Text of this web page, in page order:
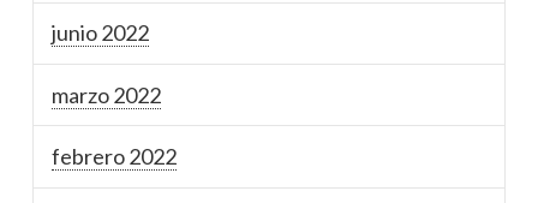
junio 2022
marzo 2022
febrero 2022